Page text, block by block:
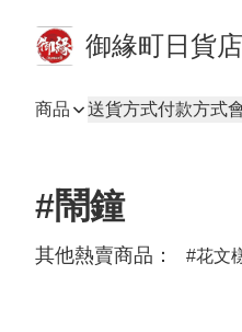
御緣町日貨
商品 送貨方式付款方式
#鬧鐘
其他熱賣商品： 花文